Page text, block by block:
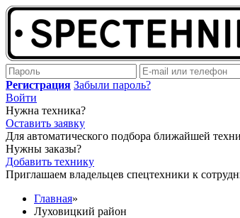
Регистрация Забыли пароль?
Войти
Нужна техника?
Оставить заявку
Для автоматического подбора ближайшей
Нужны заказы?
Добавить технику
Приглашаем владельцев спецтехники к
Главная»
Луховицкий район